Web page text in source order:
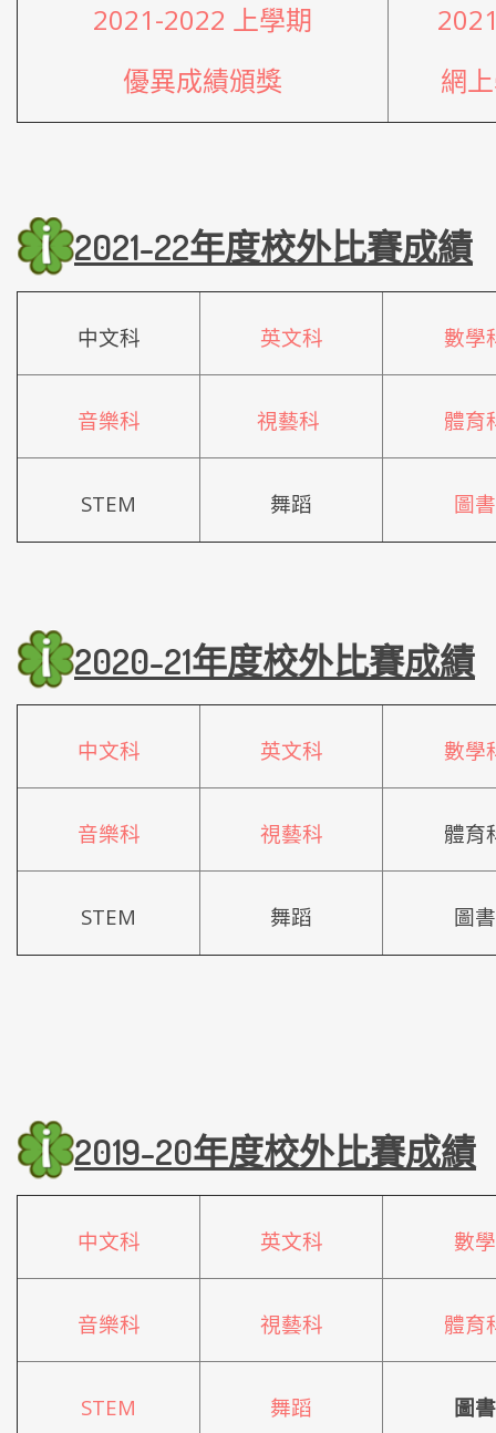
2021-2022 上學期
優異成績頒獎
網
2021-22年度校外比賽成績
中文科 英文科 數學
音樂科 視藝科 體育
STEM 舞蹈 圖書
2020-21年度校外比賽成績
中文科 英文科 數學
音樂科 視藝科 體育
STEM 舞蹈 圖書
2019-20年度校外比賽成績
中文科 英文科 數學
音樂科 視藝科 體育
STEM 舞蹈 圖書